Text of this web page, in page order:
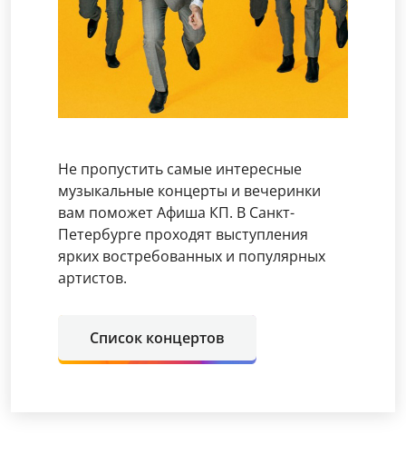
Не пропустить самые интересные
музыкальные концерты и вечеринки
вам поможет Афиша КП. В Санкт-
Петербурге проходят выступления
ярких востребованных и популярных
артистов.
Список концертов